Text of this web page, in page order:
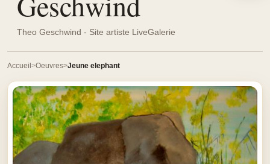
Theo Geschwind - Site artiste LiveGalerie
Accueil Oeuvres Jeune elephant